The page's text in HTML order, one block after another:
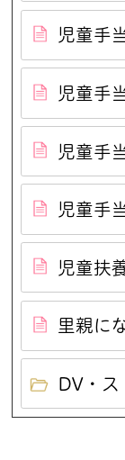
児童手
児童手
児童手
児童手
児童扶
里親に
DV・ス